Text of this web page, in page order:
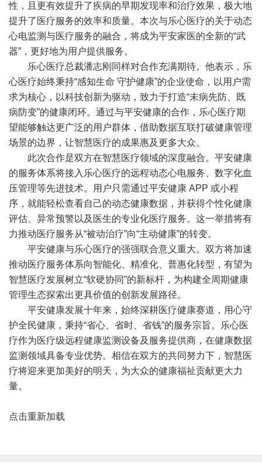
性，且更有效提升了疾病的早期发现率和治疗效果，极大地
提升了医疗服务的效率和质量。本次与乐心医疗的关于动态
心电监测与医疗服务的融合，将成为平安家医的全新的“武
器”，更好地为用户提供服务。
乐心医疗总裁潘志刚同样对合作充满期待。他表示，乐
心医疗始终秉持“感知生命 守护健康”的企业使命，以用户需
求为核心，以科技创新为驱动，致力于打造“未病先防、既
病防变”的健康闭环。通过与平安健康的合作，乐心医疗期
望能够触达更广泛的用户群体，借助数据互联打破健康管理
场景的边界，让智慧医疗的成果惠及更多大众。
此次合作是双方在智慧医疗领域的深度融合。平安健康
的服务体系将接入乐心医疗的远程动态心电服务、数字化血
压管理等先进技术。用户只需通过平安健康 APP 或小程
序，就能轻松查看自己的动态健康数据，并获得个性化健康
评估、异常预警以及医生的专业化医疗服务。这一举措将有
力推动医疗服务从“被动治疗”向“主动健康”的转变。
平安健康与乐心医疗的强强联合意义重大。双方将加速
推动医疗服务体系向智能化、精准化、普惠化转型，有望为
智慧医疗发展树立“软硬协同”的新标杆，为构建全周期健康
管理生态探索出更具价值的创新发展路径。
平安健康发展十年来，始终深耕医疗健康赛道，用心守
护全民健康，秉持“省心、省时、省钱”的服务宗旨。乐心医
疗作为医疗级远程健康监测设备及服务提供商，在健康数据
监测领域具备专业优势。相信在双方的共同努力下，智慧医
疗将迎来更加美好的明天，为大众的健康福祉贡献更大力
量。
点击重新加载